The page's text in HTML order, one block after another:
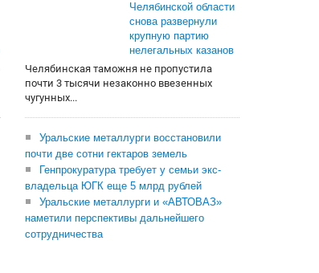
Челябинской области
снова развернули
крупную партию
нелегальных казанов
Челябинская таможня не пропустила
почти 3 тысячи незаконно ввезенных
чугунных...
Уральские металлурги восстановили
почти две сотни гектаров земель
Генпрокуратура требует у семьи экс-
владельца ЮГК еще 5 млрд рублей
Уральские металлурги и «АВТОВАЗ»
наметили перспективы дальнейшего
сотрудничества